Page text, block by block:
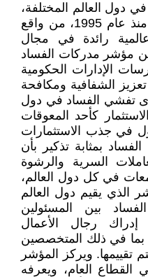
دول العالم المختلفة،
تصدر منظمة الشفافية الدولية منذ عام 1995، من واقع
رائدة في مجال
مؤشر مدركات الفساد
الإدارات الحكومية
الشفافية ومكافحة
تفشي الفساد في دول
كأحد المعوقات
في جذب الاستثمارات
بمثابة تذكير بأن
السرية والرشوة
في كل دول العالم،
الذي يقيم دول العالم
بين المسئولين
رجال الأعمال
بما في ذلك المتخصصين
تقييمها. ويركز المؤشر
العام، ويعرفه